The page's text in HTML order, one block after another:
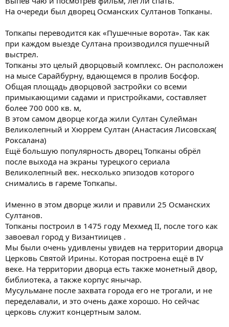
На очереди был дворец Османских Султанов Топканы.
Топкапы переводится как «Пушечные ворота». Так как
при каждом выезде Султана производился пушечный
выстрел.
Топканы это целый дворцовый комплекс. Он расположен
на мысе Сарайбурну, вдающемся в пролив Босфор.
Общая площадь дворцовой застройки со всеми
примыкающими садами и пристройками, составляет
более 700 000 кв. м,
В этом самом дворце когда жили Султан Сулейман
Великолепный и Хюррем Султан (Анастасия Лисовская(
Роксалана)
Ещё большую популярность дворец Топканы обрёл
после выхода на экраны турецкого сериала
Великолепный век. несколько эпизодов которого
снимались в гареме Топкапы.
Именно в этом дворце жили и правили 25 Османских
Султанов.
Топканы построил в 1475 году Мехмед II, после того как
завоевал город у Византиицев .
Мы были очень удивлены увидев на территории дворца
Церковь Святой Ирины. Которая построена ещё в IV
веке. На территории дворца есть также монетный двор,
библиотека, а также корпус янычар.
Мусульмане после захвата города его не трогали, и не
переделавали, и это очень даже хорошо. Но сейчас
церковь служит концертным залом.